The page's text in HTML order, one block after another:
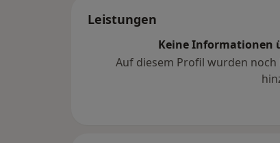
Leistungen
Keine Informationen
Auf diesem Profil wurden